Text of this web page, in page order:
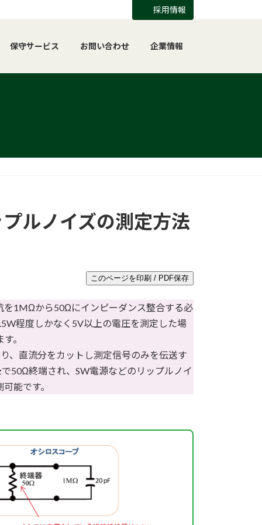
採用情報
保守サービス お問い合わせ 企業情報
ルノイズの測定方法
このページを印刷 / PDF保存
を1MΩから50Ωにインピーダンス整合する必
程度しかなく5V以上の電圧を測定した場
。
、直流分をカットし測定信号のみを伝送す
50Ω終端され、SW電源などのリップルノイ
能です。